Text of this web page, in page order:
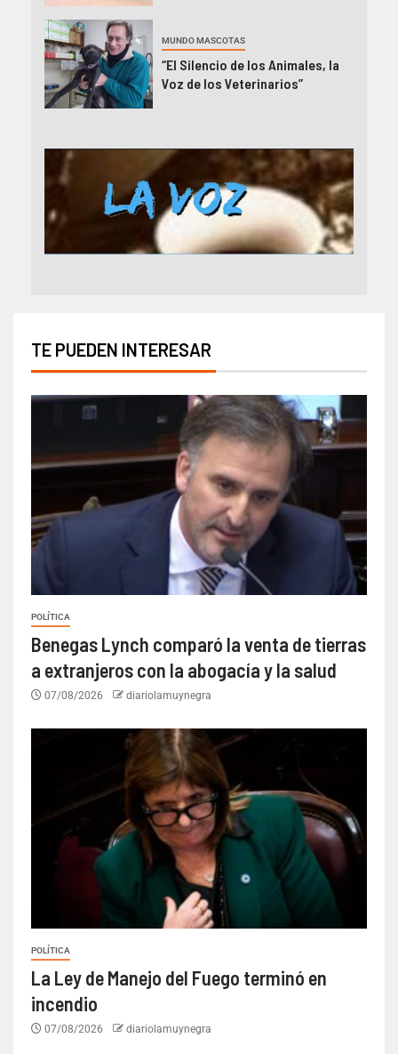
MUNDO MASCOTAS
“El Silencio de los Animales, la
Voz de los Veterinarios”
TE PUEDEN INTERESAR
POLÍTICA
Benegas Lynch comparó la venta de tierras
a extranjeros con la abogacía y la salud
07/08/2026 diariolamuynegra
POLÍTICA
La Ley de Manejo del Fuego terminó en
incendio
07/08/2026 diariolamuynegra